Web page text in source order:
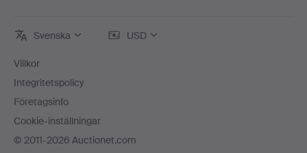
Svenska USD
Villkor
Integritetspolicy
Företagsinfo
Cookie-inställningar
© 2011-2026 Auctionet.com